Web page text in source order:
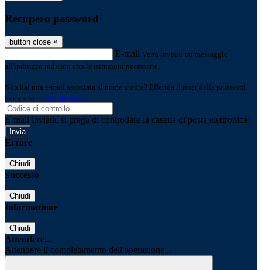
Recupero password
button close ×
E-mail Verrà inviato un messaggio
all'indirizzo indicato con le istruzioni necessarie.
Non hai una e-mail associata al nome utente? Effettua il reset della password
tramite la Login Spaggiari
E-mail inviata, si prega di controllare la casella di posta elettronica!
Errore
Chiudi
Successo
Chiudi
Informazione
Chiudi
Attendere...
Attendere il completamento dell'operazione...